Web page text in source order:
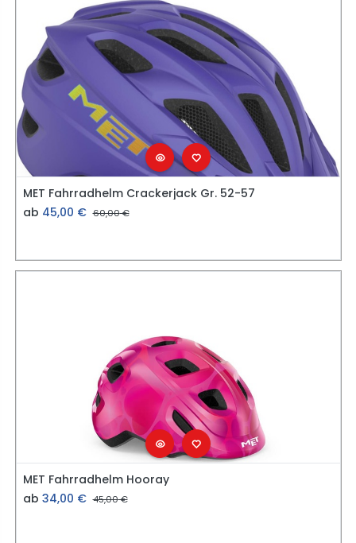
MET Fahrradhelm Crackerjack Gr. 52-57
ab 45,00 € 60,00€
MET Fahrradhelm Hooray
ab 34,00 € 45,00€